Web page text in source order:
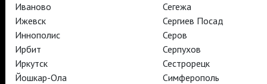
TheatreHD
TheatreHD Балет в кино
АРТ-ЛЕКТОРИЙ В КИНО
Иваново
Ижевск
Иннополис
Ирбит
Иркутск
Йошкар-Ола
Сегежа
Сергиев Посад
Серов
Серпухов
Сестрорецк
Симферополь